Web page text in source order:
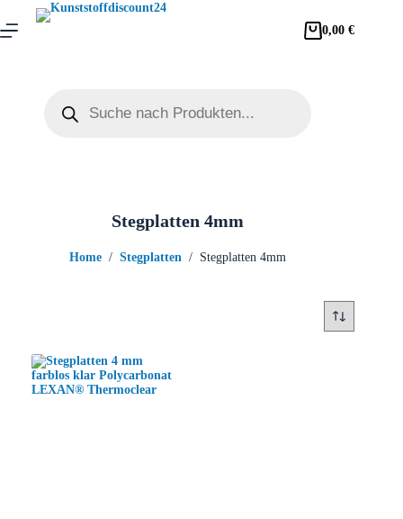
0,00€
Stegplatten 4mm
Home / Stegplatten / Stegplatten 4mm